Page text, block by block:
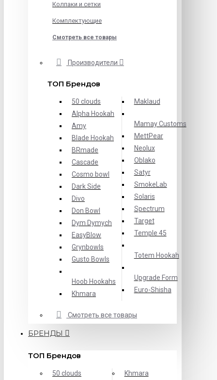
Колпаки и сетки
Комплектующие
Смотреть все товары
Производители
ТОП Брендов
50 clouds
Alpha Hookah
Amy
Blade Hookah
BRmade
Cascade
Cosmo bowl
Dark Side
Divo
Don Bowl
Dym Dymych
EasyBlow
Grynbowls
Gusto Bowls
Hoob Hookahs
Khmara
Maklaud
Mamay Customs
MettPear
Neolux
Oblako
Satyr
SmokeLab
Solaris
Spectrum
Target
Temple 45
Totem Hookah
Upgrade Form
Еuro-Shisha
Смотреть все товары
БРЕНДЫ
ТОП Брендов
50 clouds
Khmara